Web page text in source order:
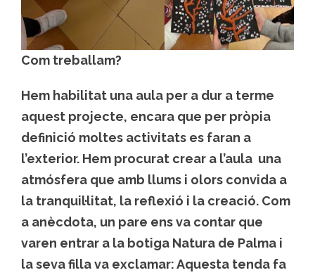
Com treballam?
Hem habilitat una aula per a dur a terme
aquest projecte, encara que per pròpia
definició moltes activitats es faran a
l’exterior. Hem procurat crear a l’aula una
atmósfera que amb llums i olors convida a
la tranquil·litat, la reflexió i la creació. Com
a anècdota, un pare ens va contar que
varen entrar a la botiga Natura de Palma i
la seva filla va exclamar: Aquesta tenda fa